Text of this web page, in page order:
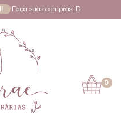
Faça suas compras :D
0